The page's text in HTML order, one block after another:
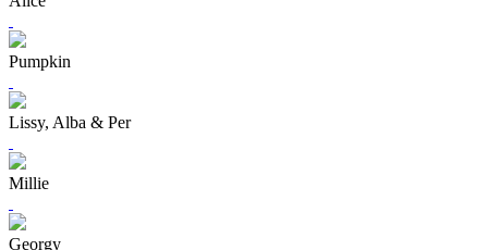
Pumpkin
Lissy, Alba & Per
Millie
Georgy